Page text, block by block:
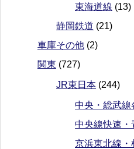
東海道線 (13)
静岡鉄道 (21)
車庫その他 (2)
関東 (727)
JR東日本 (244)
中央・総武線
中央線快速・
京浜東北線・